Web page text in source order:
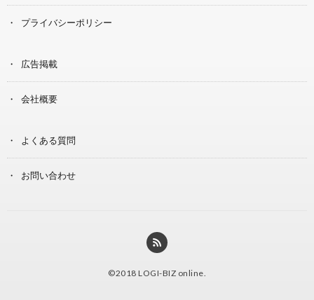
プライバシーポリシー
広告掲載
会社概要
よくある質問
お問い合わせ
©2018 LOGI-BIZ online